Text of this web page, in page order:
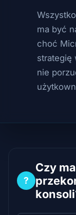
ma być
choć
strategię
nie
?
Czy